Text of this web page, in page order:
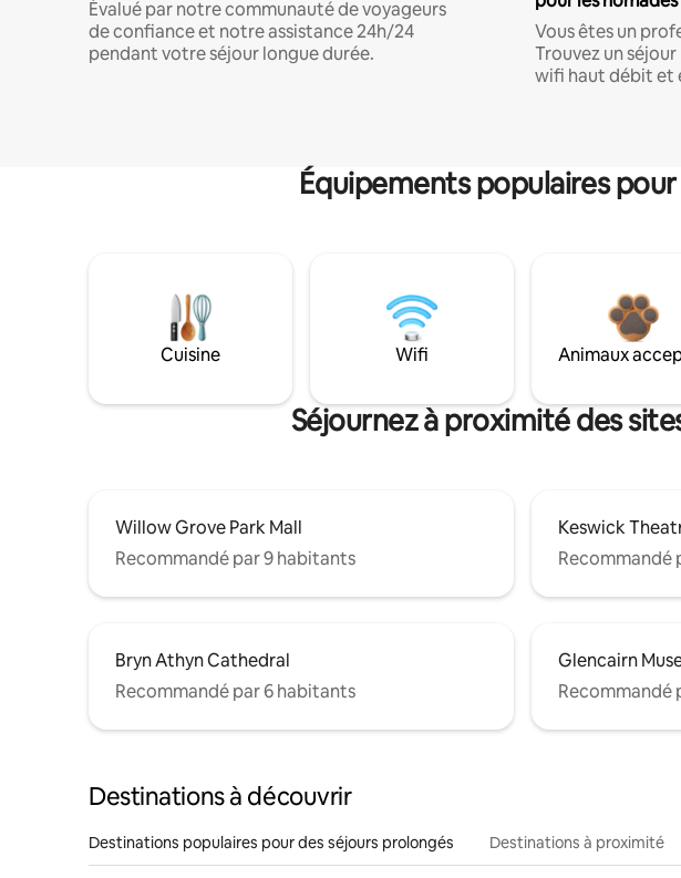
Évalué par notre communauté de voyageurs
de confiance et notre assistance 24h/24
pendant votre séjour longue durée.
Vous êtes un
Trouvez un
wifi haut débit et
Équipements populaires
Cuisine Wifi Animaux
Séjournez à proximité des
Willow Grove Park Mall
Recommandé par 9 habitants
Keswick
Recommandé
Bryn Athyn Cathedral
Recommandé par 6 habitants
Glencairn
Recommandé
Destinations à découvrir
Destinations populaires pour des séjours prolongés Destinations à proximité